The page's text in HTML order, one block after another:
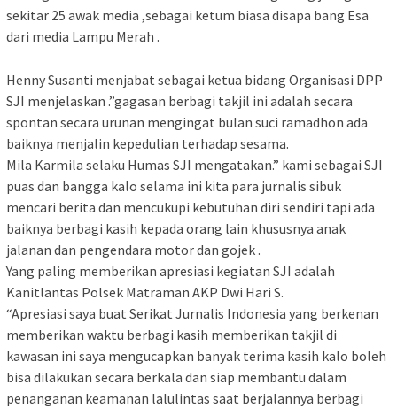
sekitar 25 awak media ,sebagai ketum biasa disapa bang Esa
dari media Lampu Merah .
Henny Susanti menjabat sebagai ketua bidang Organisasi DPP
SJI menjelaskan .”gagasan berbagi takjil ini adalah secara
spontan secara urunan mengingat bulan suci ramadhon ada
baiknya menjalin kepedulian terhadap sesama.
Mila Karmila selaku Humas SJI mengatakan.” kami sebagai SJI
puas dan bangga kalo selama ini kita para jurnalis sibuk
mencari berita dan mencukupi kebutuhan diri sendiri tapi ada
baiknya berbagi kasih kepada orang lain khususnya anak
jalanan dan pengendara motor dan gojek .
Yang paling memberikan apresiasi kegiatan SJI adalah
Kanitlantas Polsek Matraman AKP Dwi Hari S.
“Apresiasi saya buat Serikat Jurnalis Indonesia yang berkenan
memberikan waktu berbagi kasih memberikan takjil di
kawasan ini saya mengucapkan banyak terima kasih kalo boleh
bisa dilakukan secara berkala dan siap membantu dalam
penanganan keamanan lalulintas saat berjalannya berbagi